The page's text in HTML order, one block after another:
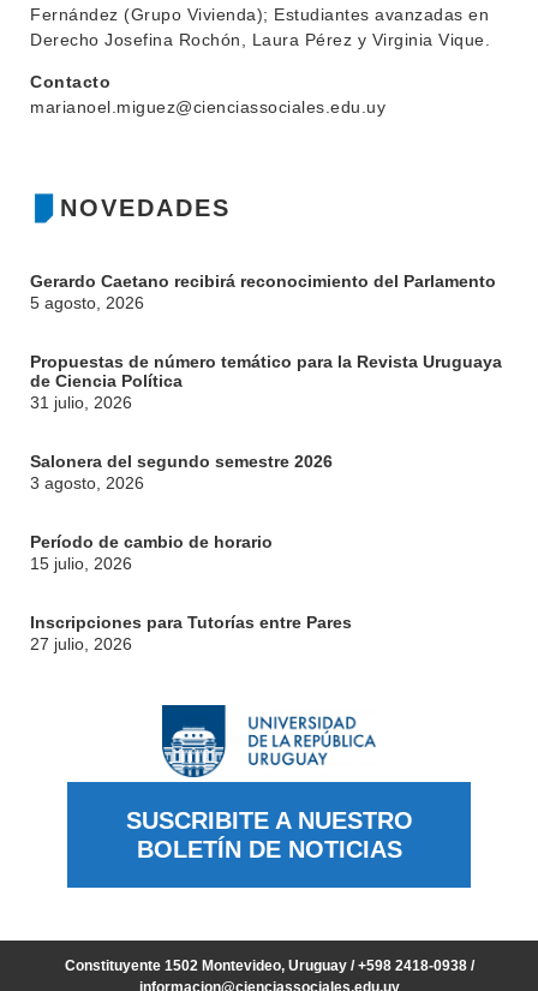
NOVEDADES
Gerardo Caetano recibirá reconocimiento del Parlamento
5 agosto, 2026
Propuestas de número temático para la Revista Uruguaya
de Ciencia Política
31 julio, 2026
Salonera del segundo semestre 2026
3 agosto, 2026
Período de cambio de horario
15 julio, 2026
Inscripciones para Tutorías entre Pares
27 julio, 2026
Fernández (Grupo Vivienda); Estudiantes avanzadas en
Derecho Josefina Rochón, Laura Pérez y Virginia Vique.
Contacto
marianoel.miguez@cienciassociales.edu.uy
SUSCRIBITE A NUESTRO
BOLETÍN DE NOTICIAS
Constituyente 1502 Montevideo, Uruguay / +598 2418-0938 /